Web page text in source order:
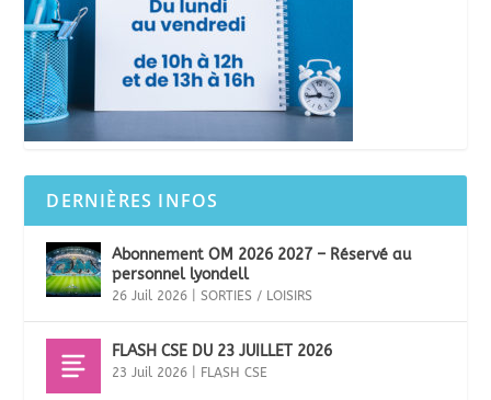
DERNIÈRES INFOS
Abonnement OM 2026 2027 – Réservé au
personnel lyondell
26 Juil 2026 |SORTIES / LOISIRS
FLASH CSE DU 23 JUILLET 2026
23 Juil 2026 FLASH CSE